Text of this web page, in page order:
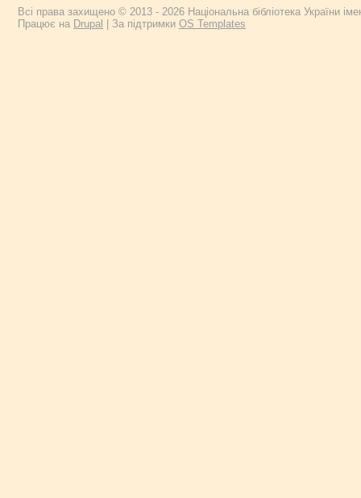
Всі права захищено © 2013 - 2026 Національна бібліотека України
Працює на Drupal | За підтримки OS Templates